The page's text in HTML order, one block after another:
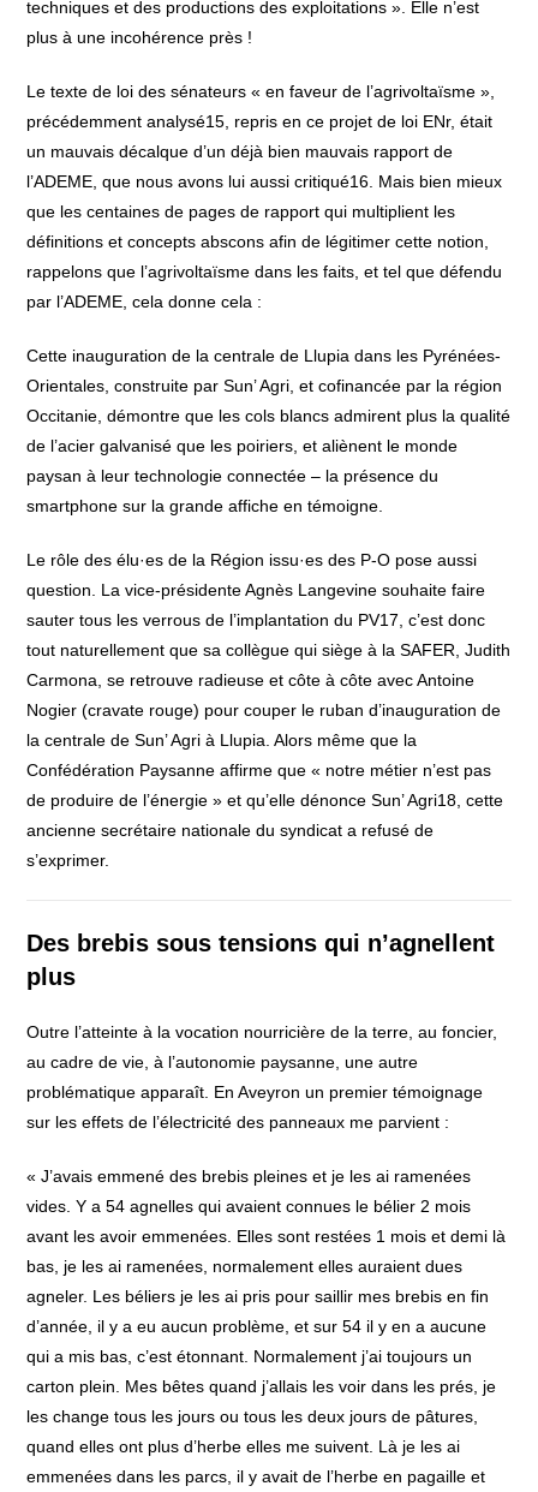
techniques et des productions des exploitations ». Elle n’est
plus à une incohérence près !
Le texte de loi des sénateurs « en faveur de l’agrivoltaïsme »,
précédemment analysé15, repris en ce projet de loi ENr, était
un mauvais décalque d’un déjà bien mauvais rapport de
l’ADEME, que nous avons lui aussi critiqué16. Mais bien mieux
que les centaines de pages de rapport qui multiplient les
définitions et concepts abscons afin de légitimer cette notion,
rappelons que l’agrivoltaïsme dans les faits, et tel que défendu
par l’ADEME, cela donne cela :
Cette inauguration de la centrale de Llupia dans les Pyrénées-
Orientales, construite par Sun’ Agri, et cofinancée par la région
Occitanie, démontre que les cols blancs admirent plus la qualité
de l’acier galvanisé que les poiriers, et aliènent le monde
paysan à leur technologie connectée – la présence du
smartphone sur la grande affiche en témoigne.
Le rôle des élu·es de la Région issu·es des P-O pose aussi
question. La vice-présidente Agnès Langevine souhaite faire
sauter tous les verrous de l’implantation du PV17, c’est donc
tout naturellement que sa collègue qui siège à la SAFER, Judith
Carmona, se retrouve radieuse et côte à côte avec Antoine
Nogier (cravate rouge) pour couper le ruban d’inauguration de
la centrale de Sun’ Agri à Llupia. Alors même que la
Confédération Paysanne affirme que « notre métier n’est pas
de produire de l’énergie » et qu’elle dénonce Sun’ Agri18, cette
ancienne secrétaire nationale du syndicat a refusé de
s’exprimer.
Des brebis sous tensions qui n’agnellent
plus
Outre l’atteinte à la vocation nourricière de la terre, au foncier,
au cadre de vie, à l’autonomie paysanne, une autre
problématique apparaît. En Aveyron un premier témoignage
sur les effets de l’électricité des panneaux me parvient :
« J’avais emmené des brebis pleines et je les ai ramenées
vides. Y a 54 agnelles qui avaient connues le bélier 2 mois
avant les avoir emmenées. Elles sont restées 1 mois et demi là
bas, je les ai ramenées, normalement elles auraient dues
agneler. Les béliers je les ai pris pour saillir mes brebis en fin
d’année, il y a eu aucun problème, et sur 54 il y en a aucune
qui a mis bas, c’est étonnant. Normalement j’ai toujours un
carton plein. Mes bêtes quand j’allais les voir dans les prés, je
les change tous les jours ou tous les deux jours de pâtures,
quand elles ont plus d’herbe elles me suivent. Là je les ai
emmenées dans les parcs, il y avait de l’herbe en pagaille et